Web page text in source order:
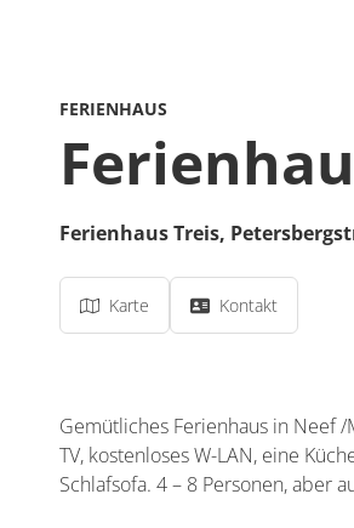
FERIENHAUS
Ferienhaus Treis,
Karte Kontakt
Gemütliches Ferienhaus in Neef
TV, kostenloses W-LAN, eine
Schlafsofa. 4 – 8 Personen, aber